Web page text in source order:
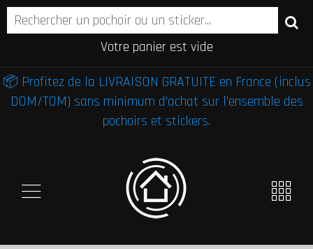
Votre panier est vide
📦 Profitez de la LIVRAISON GRATUITE en France (inclus
DOM/TOM) sans minimum d'achat sur l'ensemble des
pochoirs et stickers.